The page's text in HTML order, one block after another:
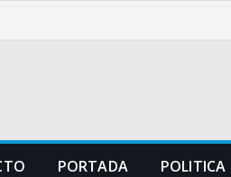
PORTADA POLITICA